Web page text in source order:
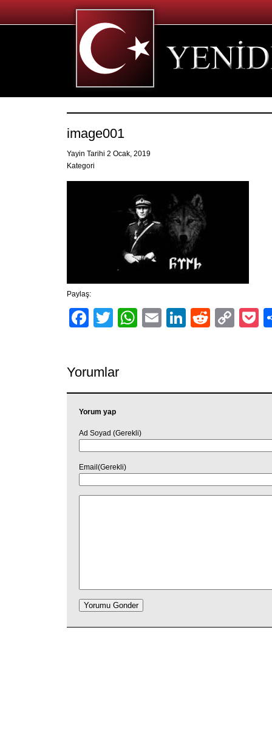
image001
Yayin Tarihi 2 Ocak, 2019
Kategori
Paylaş:
Facebook
TwitterWhatsApp
EmailLinkedIn
Reddit
Yorumlar
Yorum yap
Ad Soyad (Gerekli)
Email(Gerekli)